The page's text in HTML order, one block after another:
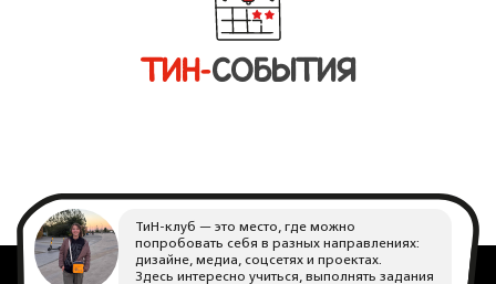
ТИН-СОБЫТИЯ
ТиН-клуб — это место, где можно
попробовать себя в разных направлениях:
дизайне, медиа, соцсетях и проектах.
Здесь интересно учиться, выполнять задания